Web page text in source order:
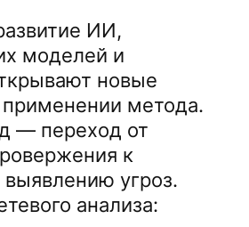
ИИ,
моделей и
новые
метода.
— переход от
к
угроз.
анализа: